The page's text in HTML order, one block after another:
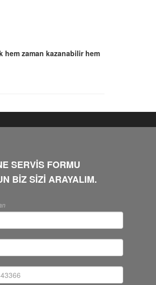
zaman kazanabilir hem
SERVİS FORMU
BİZ SİZİ ARAYALIM.